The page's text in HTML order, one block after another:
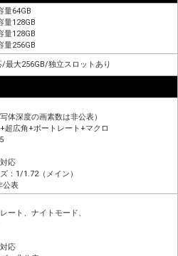
量64GB
量128GB
量128GB
量256GB
最大256GB/独立スロットあり
体深度の画素数は非公表）
超広角+ポートレート+マクロ
応
：1/1.72（メイン）
公表
ート、ナイトモード、
応